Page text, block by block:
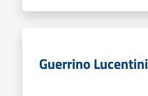
Guerrino Lucentini